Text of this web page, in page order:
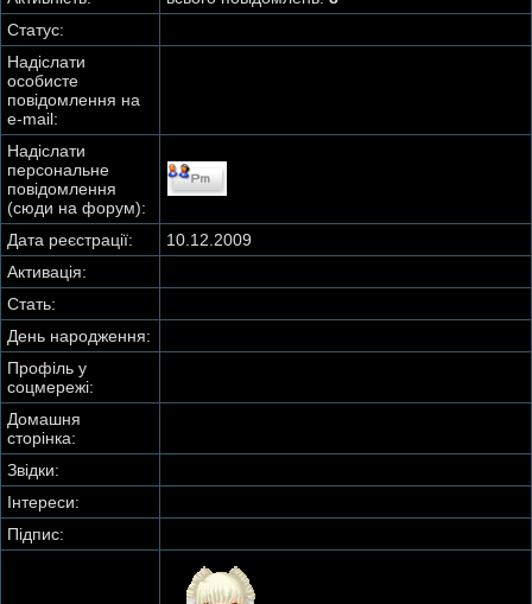
Статус:
Надіслати
особисте
повідомлення на
e-mail:
Надіслати
персональне
повідомлення
(сюди на форум):
Дата реєстрації:
10.12.2009
Активація:
Стать:
День народження:
Профіль у
соцмережі:
Домашня
сторінка:
Звідки:
Інтереси:
Підпис: